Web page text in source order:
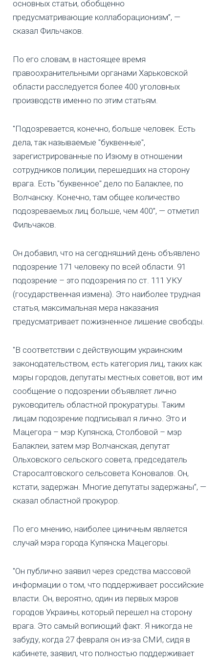
основных статьи, обобщенно
предусматривающие коллаборационизм”, —
сказал Фильчаков.
По его словам, в настоящее время
правоохранительными органами Харьковской
области расследуется более 400 уголовных
производств именно по этим статьям.
"Подозревается, конечно, больше человек. Есть
дела, так называемые "буквенные",
зарегистрированные по Изюму в отношении
сотрудников полиции, перешедших на сторону
врага. Есть "буквенное" дело по Балаклее, по
Волчанску. Конечно, там общее количество
подозреваемых лиц больше, чем 400”, — отметил
Фильчаков.
Он добавил, что на сегодняшний день объявлено
подозрение 171 человеку по всей области. 91
подозрение – это подозрения по ст. 111 УКУ
(государственная измена). Это наиболее трудная
статья, максимальная мера наказания
предусматривает пожизненное лишение свободы.
"В соответствии с действующим украинским
законодательством, есть категория лиц, таких как
мэры городов, депутаты местных советов, вот им
сообщение о подозрении объявляет лично
руководитель областной прокуратуры. Таким
лицам подозрение подписывал я лично. Это и
Мацегора – мэр Купянска, Столбовой – мэр
Балаклеи, затем мэр Волчанская, депутат
Ольховского сельского совета, председатель
Старосалтовского сельсовета Коновалов. Он,
кстати, задержан. Многие депутаты задержаны”, —
сказал областной прокурор.
По его мнению, наиболее циничным является
случай мэра города Купянска Мацегоры.
"Он публично заявил через средства массовой
информации о том, что поддерживает российские
власти. Он, вероятно, один из первых мэров
городов Украины, который перешел на сторону
врага. Это самый вопиющий факт. Я никогда не
забуду, когда 27 февраля он из-за СМИ, сидя в
кабинете, заявил, что полностью поддерживает